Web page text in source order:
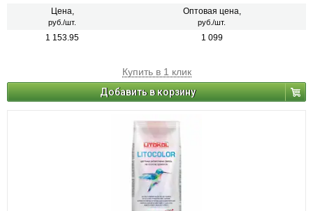
Цена,
руб./шт.
Оптовая цена,
руб./шт.
1 153.95 1 099
Купить в 1 клик
Добавить в корзину